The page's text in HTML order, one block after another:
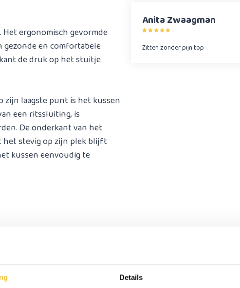
Details
Het ergonomisch gevormde
en comfortabele
de druk op het stuitje
zijn laagste punt is het kussen
een ritssluiting, is
De onderkant van het
het stevig op zijn plek blijft
kussen eenvoudig te
Anita Zwaagman
Zitten zonder pijn top